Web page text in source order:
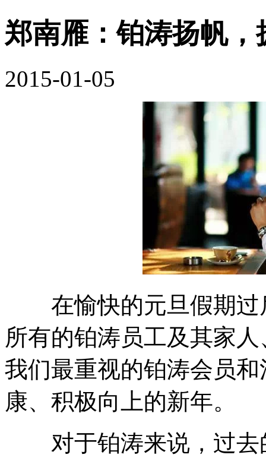
郑南雁：铂涛扬帆，
2015-01-05
在愉快的元旦假期过
所有的铂涛员工及其家
我们最重视的铂涛会员
康、积极向上的新年。
对于铂涛来说，过去